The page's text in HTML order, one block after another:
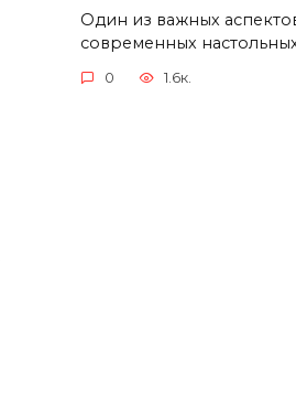
Один из важных
современных
0 1.6к.